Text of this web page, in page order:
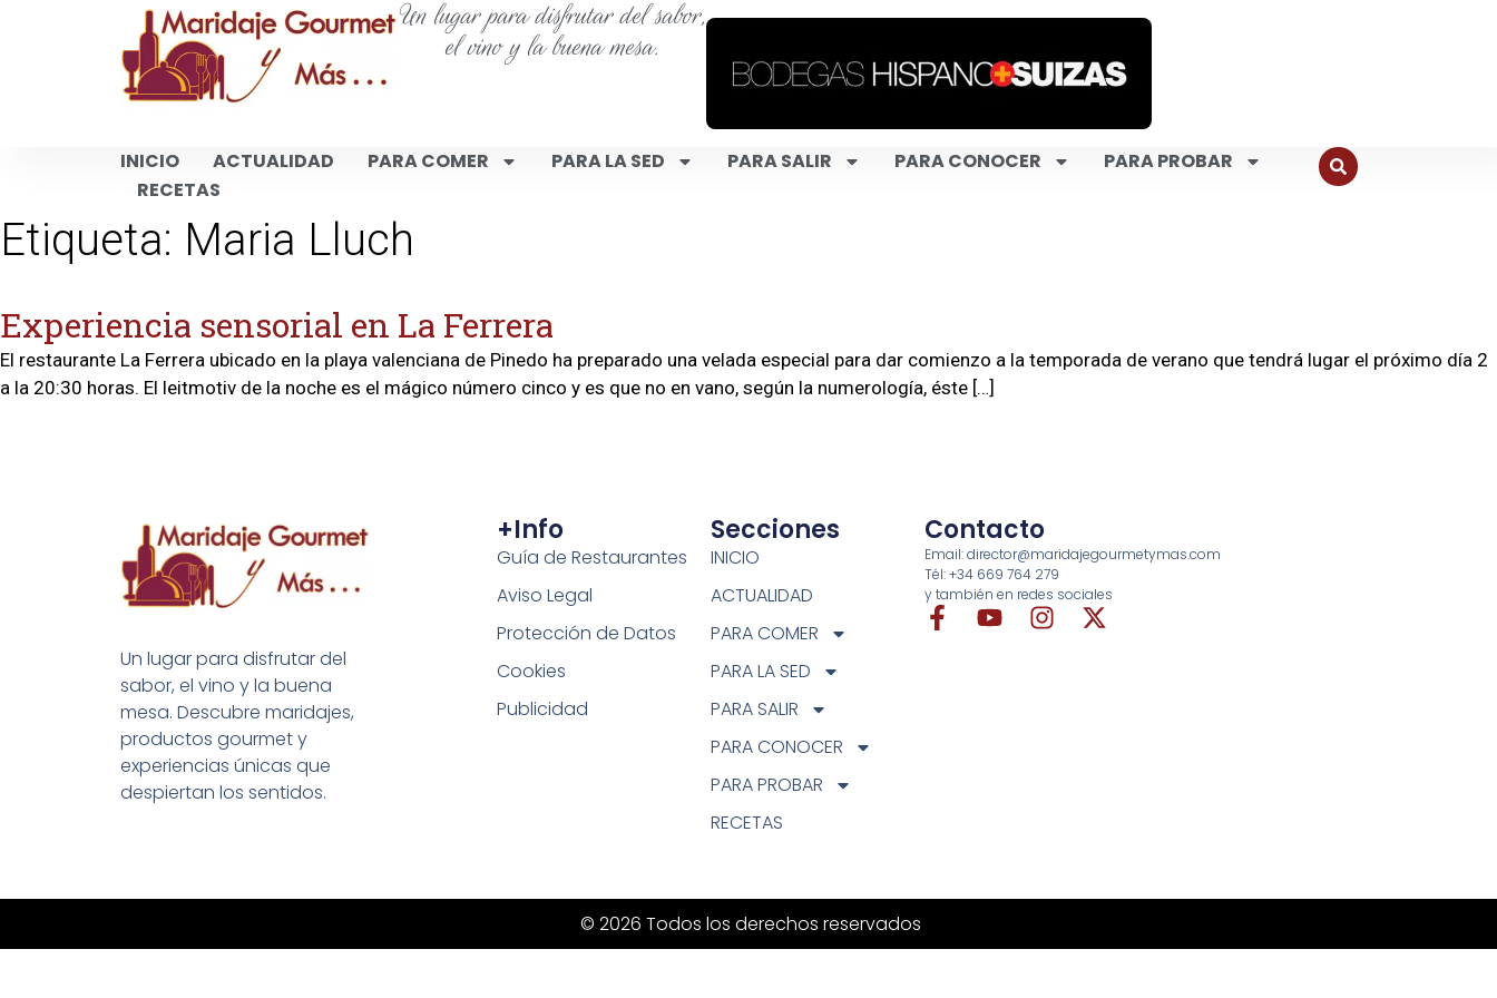
Un lugar para disfrutar del sabor,
el vino y la buena mesa.
INICIO ACTUALIDAD PARA COMER PARA LA SED PARA SALIR PARA CONOCER
PARA PROBAR
RECETAS
Etiqueta: Maria Lluch
Experiencia sensorial en La Ferrera
El restaurante La Ferrera ubicado en la playa valenciana de Pinedo ha preparado una velada especial para dar comienzo a la temporada de verano que tendrá lugar el próximo día 2
a la 20:30 horas. El leitmotiv de la noche es el mágico número cinco y es que no en vano, según la numerología, éste […]
Un lugar para disfrutar del
sabor, el vino y la buena
mesa. Descubre maridajes,
productos gourmet y
experiencias únicas que
despiertan los sentidos.
+info
Guía de Restaurantes
Aviso Legal
Protección de Datos
Cookies
Publicidad
Secciones
INICIO
ACTUALIDAD
PARA COMER
PARA LA SED
PARA SALIR
PARA CONOCER
PARA PROBAR
RECETAS
Contacto
Email: director@maridajegourmetymas.com
Tél: +34 669 764 279
y también en redes sociales
© 2026 Todos los derechos reservados